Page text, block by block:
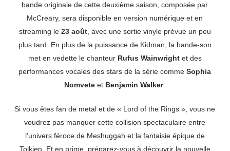
bande originale de cette deuxième saison, composée par
McCreary, sera disponible en version numérique et en
streaming le 23 août, avec une sortie vinyle prévue un peu
plus tard. En plus de la puissance de Kidman, la bande-son
met en vedette le chanteurRufus Wainwrightet des
performances vocales des stars de la série comme Sophia
Nomvete et Benjamin Walker.
Si vous êtes fan de metal et de « Lord of the Rings », vous ne
voudrez pas manquer cette collision spectaculaire entre
l’univers féroce de Meshuggah et la fantaisie épique de
Tolkien. Et en prime, préparez-vous à découvrir la nouvelle